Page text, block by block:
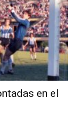
en el